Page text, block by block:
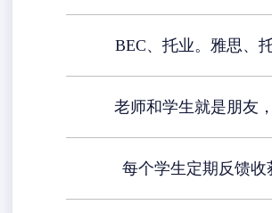
BEC、托业。雅思、
老师和学生就是朋友
每个学生定期反馈收